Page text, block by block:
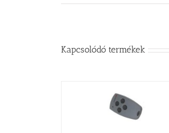
Kapcsolódó termékek